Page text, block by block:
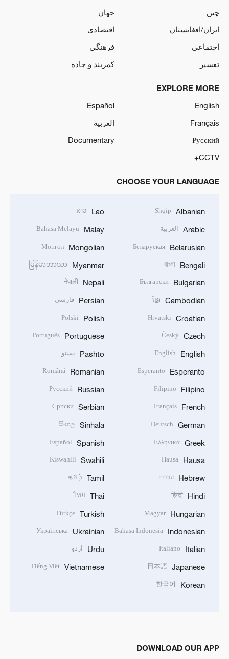
چین
جهان
ایران/افغانستان
اقتصادی
اجتماعی
فرهنگی
تفسیر
کمربند و جاده
EXPLORE MORE
English
Español
Français
العربية
Русский
Documentary
CCTV+
CHOOSE YOUR LANGUAGE
Albanian
Shqip
Arabic العربية
Belarusian
Беларуская
Bengali
বাংলা
Bulgarian
Български
Cambodian
ខ្មែរ
Croatian
Hrvatski
Czech
Český
English
English
Esperanto
Esperanto
Filipino
Filipino
French
Français
German
Deutsch
Greek
Ελληνικά
Hausa
Hausa
Hebrew עברית
Hindi
हिन्दी
Hungarian
Magyar
Indonesian
Bahasa Indonesia
Italian
Italiano
Japanese
日本語
Korean
한국어
Lao
ລາວ
Malay
Bahasa Melayu
Mongolian
Монгол
Myanmar
မြန်မာဘာသာ
Nepali
नेपाली
Persian فارسی
Polish
Polski
Portuguese
Português
Pashto پښتو
Romanian
Română
Russian
Русский
Serbian
Српски
Sinhala
සිංහල
Spanish
Español
Swahili
Kiswahili
Tamil
தமிழ்
Thai
ไทย
Turkish
Türkçe
Ukrainian
Українська
Urdu اردو
Vietnamese
Tiếng Việt
DOWNLOAD OUR APP